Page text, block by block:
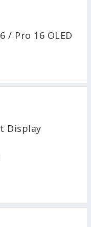
/ Pro 16 OLED
Display